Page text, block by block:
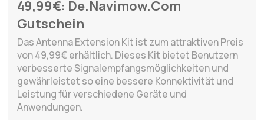
49,99€: De.Navimow.Com
Gutschein
Das Antenna Extension Kit ist zum attraktiven Preis
von 49,99€ erhältlich. Dieses Kit bietet Benutzern
verbesserte Signalempfangsmöglichkeiten und
gewährleistet so eine bessere Konnektivität und
Leistung für verschiedene Geräte und
Anwendungen.